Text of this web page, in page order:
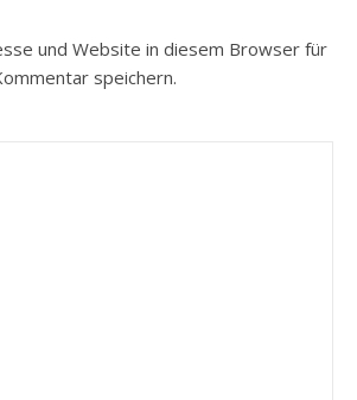
und Website in diesem Browser für
speichern.